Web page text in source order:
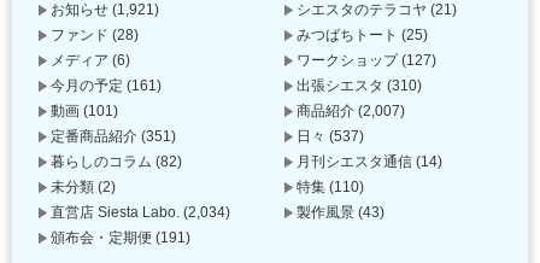
お知らせ (1,921) シエスタのテラコヤ (21)
ファンド (28) みつばちトート (25)
メディア (6) ワークショップ(127)
今月の予定 (161) 出張シエスタ (310)
動画 (101) 商品紹介 (2,007)
定番商品紹介 (351) 日々 (537)
暮らしのコラム (82) 月刊シエスタ通信 (14)
未分類 (2) 特集 (110)
直営店 Siesta Labo. (2,034) 製作風景 (43)
頒布会・定期便 (191)